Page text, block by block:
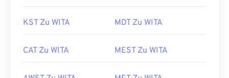
KST Zu WITA MDT Zu WITA
CAT Zu WITA MEST Zu WITA